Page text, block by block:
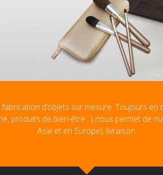
d’objets sur mesure. Toujours
produits de bien-être…) nous permet de
Asie et en Europe), livraison.